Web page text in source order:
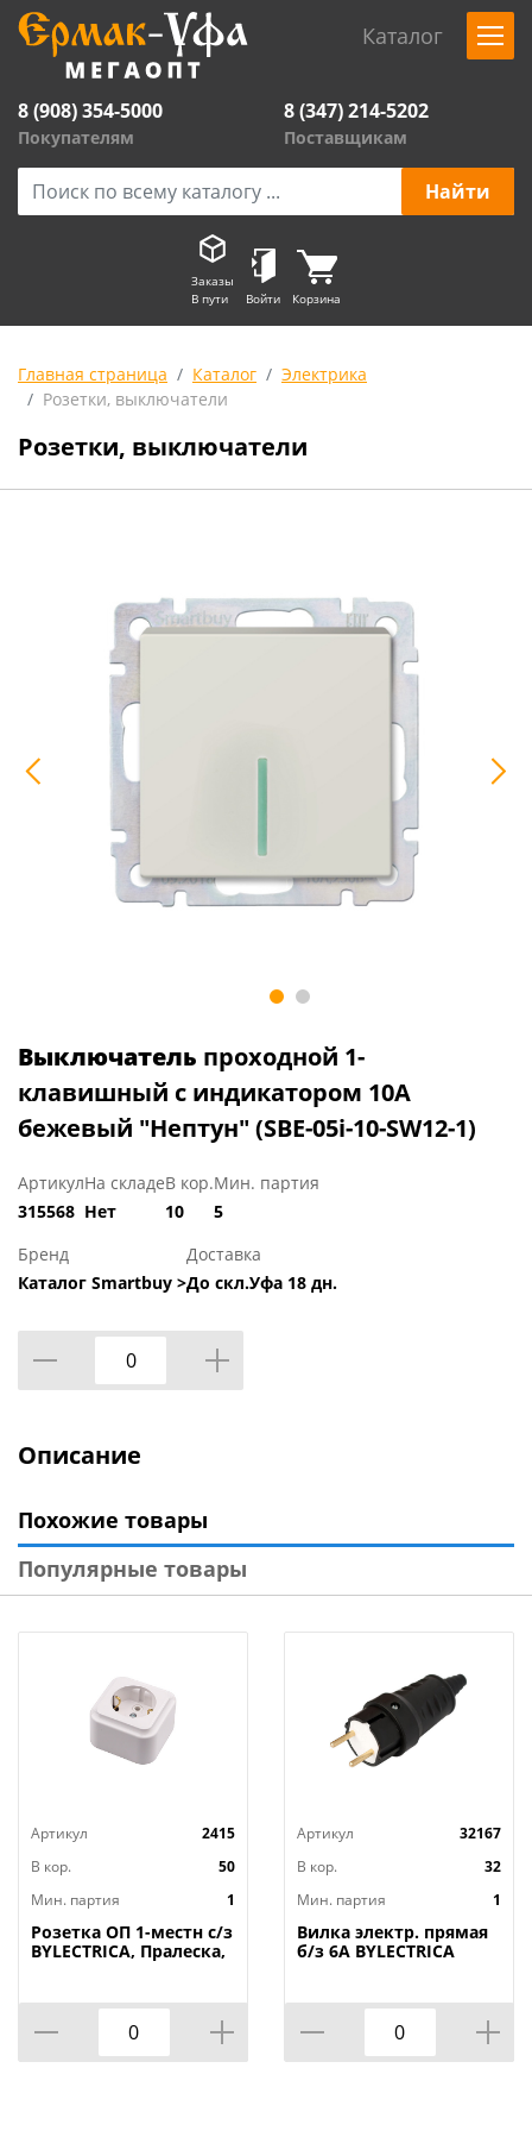
Каталог
8 (908) 354-5000
Покупателям
8 (347) 214-5202
Поставщикам
Заказы
В пути
Войти Корзина
Главная страница Каталог
Электрика
Розетки, выключатели
Розетки, выключатели
Выключатель проходной 1-
клавишный с индикатором 10А
бежевый "Нептун" (SBE-05i-10-SW12-1)
Артикул
315568
На складе
Нет
В кор.
10
Мин. партия
5
Бренд
Каталог Smartbuy >
Доставка
До скл.Уфа 18 дн.
Описание
Похожие товары
Популярные товары
Артикул
2415
В кор.
50
Мин. партия
1
Розетка ОП 1-местн с/з
BYLECTRICA, Пралеска,
Артикул
32167
В кор.
32
Мин. партия
1
Вилка электр. прямая
б/з 6А BYLECTRICA